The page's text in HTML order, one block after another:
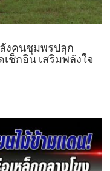
งคนชุมพรปลุก
ช็กอิน เสริมพลังใจ